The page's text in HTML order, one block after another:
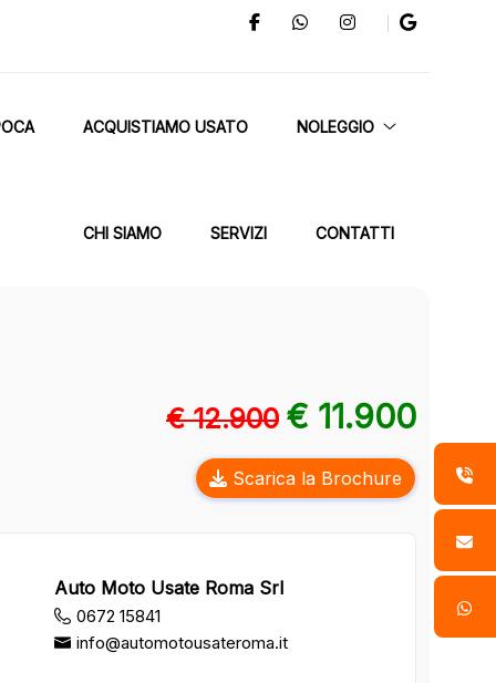
ACQUISTIAMO USATO NOLEGGIO
CHI SIAMO SERVIZI CONTATTI
€ 12.900 € 11.900
Scarica la Brochure
Auto Moto Usate Roma Srl
0672 15841
info@automotousateroma.it